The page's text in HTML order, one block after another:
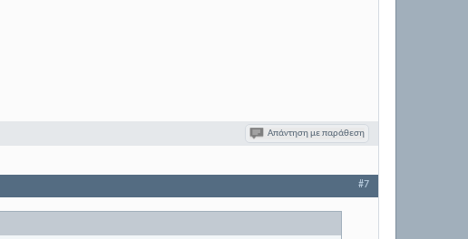
Απάντηση με παράθεση
#7